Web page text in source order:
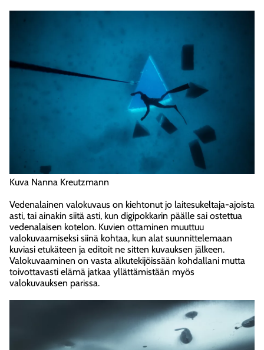
Kuva Nanna Kreutzmann
Vedenalainen valokuvaus on kiehtonut jo laitesukeltaja-ajoista
asti, tai ainakin siitä asti, kun digipokkarin päälle sai ostettua
vedenalaisen kotelon. Kuvien ottaminen muuttuu
valokuvaamiseksi siinä kohtaa, kun alat suunnittelemaan
kuviasi etukäteen ja editoit ne sitten kuvauksen jälkeen.
Valokuvaaminen on vasta alkutekijöissään kohdallani mutta
toivottavasti elämä jatkaa yllättämistään myös
valokuvauksen parissa.